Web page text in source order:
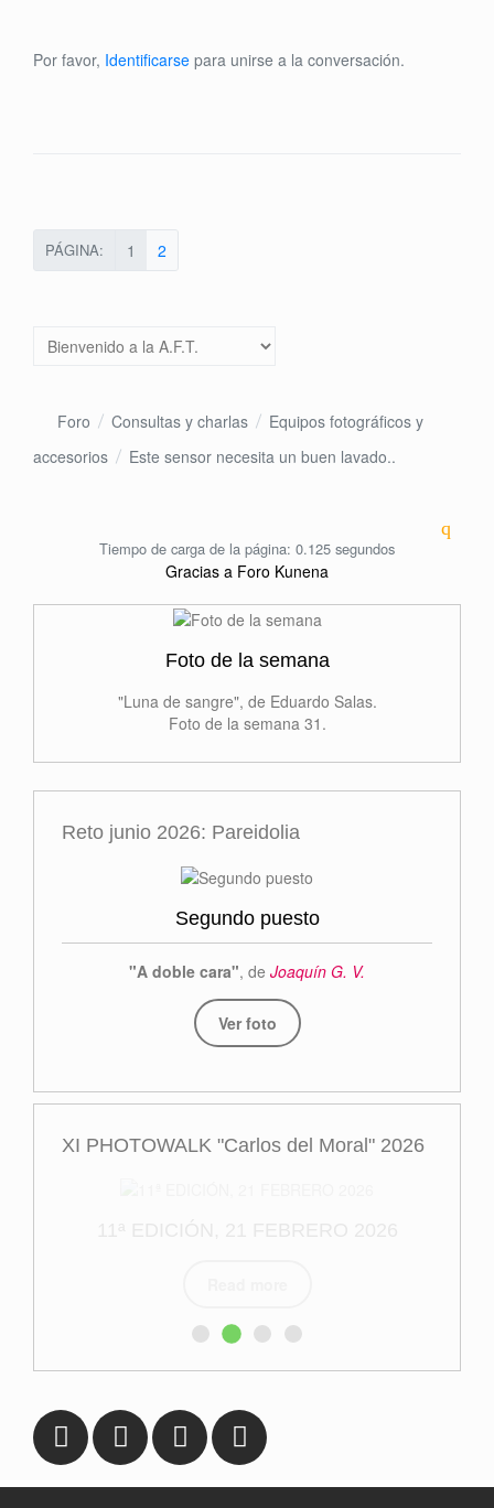
Por favor, Identificarse para unirse a la conversación.
PÁGINA: 1 2
Foro Consultas y charlas
Equipos fotográficos y
accesorios
Este sensor necesita un buen lavado..
Tiempo de carga de la página: 0.125 segundos
Gracias a Foro Kunena
Foto de la semana
"Luna de sangre", de Eduardo Salas.
Foto de la semana 31.
Reto junio 2026: Pareidolia
Segundo puesto
"A doble cara", de Joaquín G. V.
Ver foto
XI PHOTOWALK "Carlos del Moral" 2026